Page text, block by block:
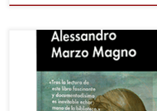
Hubo un tiempo en que la República de
era una de las mayores potencias de
acudían gentes de todas las regiones